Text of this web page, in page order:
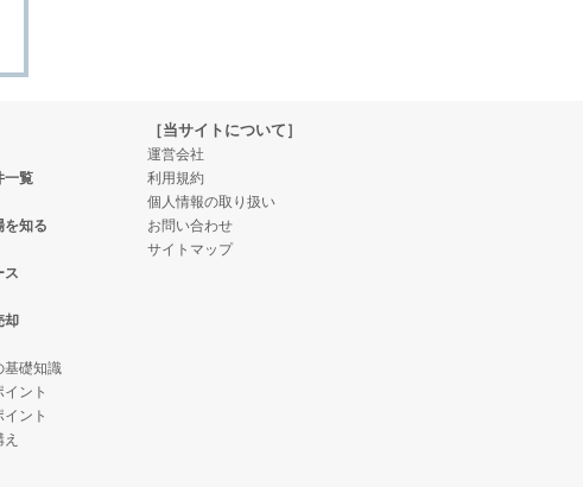
一覧
を知る
ス
却
基礎知識
ント
ント
［当サイトについて］
運営会社
利用規約
個人情報の取り扱い
お問い合わせ
サイトマップ